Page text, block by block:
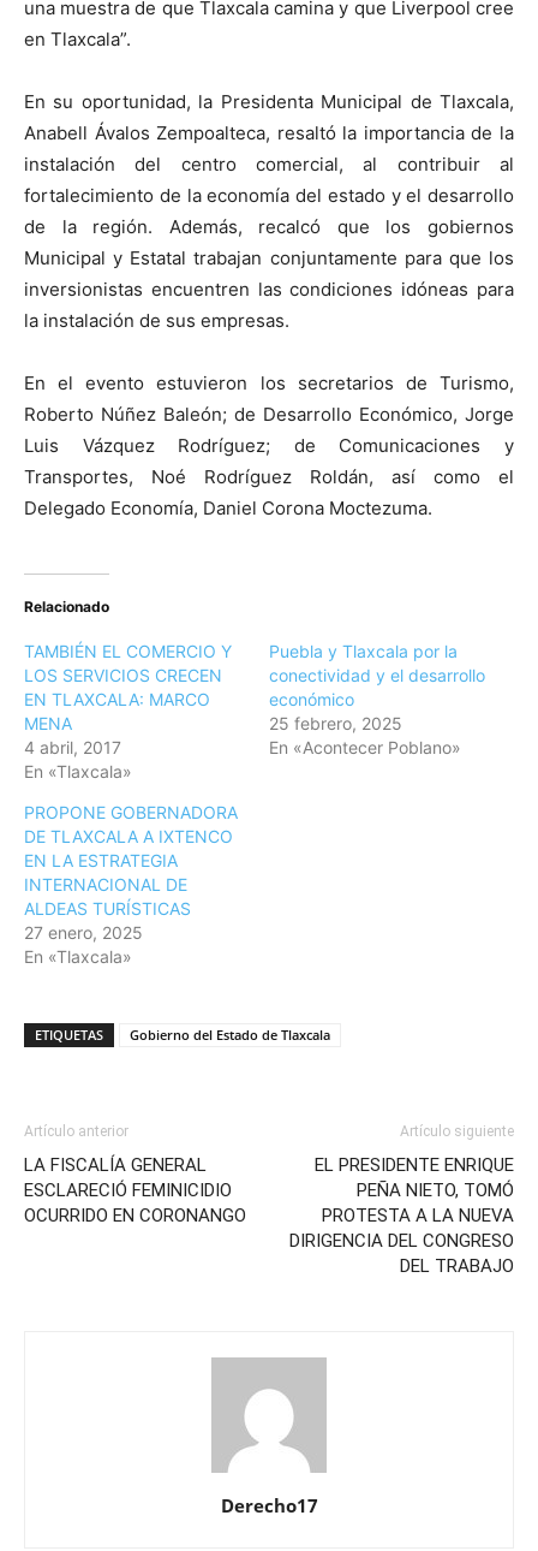
una muestra de que Tlaxcala camina y que Liverpool cree
en Tlaxcala”.
En su oportunidad, la Presidenta Municipal de Tlaxcala,
Anabell Ávalos Zempoalteca, resaltó la importancia de la
instalación del centro comercial, al contribuir al
fortalecimiento de la economía del estado y el desarrollo
de la región. Además, recalcó que los gobiernos
Municipal y Estatal trabajan conjuntamente para que los
inversionistas encuentren las condiciones idóneas para
la instalación de sus empresas.
En el evento estuvieron los secretarios de Turismo,
Roberto Núñez Baleón; de Desarrollo Económico, Jorge
Luis Vázquez Rodríguez; de Comunicaciones y
Transportes, Noé Rodríguez Roldán, así como el
Delegado Economía, Daniel Corona Moctezuma.
Relacionado
TAMBIÉN EL COMERCIO Y
LOS SERVICIOS CRECEN
EN TLAXCALA: MARCO
MENA
4 abril, 2017
En «Tlaxcala»
Puebla y Tlaxcala por la
conectividad y el desarrollo
económico
25 febrero, 2025
En «Acontecer Poblano»
PROPONE GOBERNADORA
DE TLAXCALA A IXTENCO
EN LA ESTRATEGIA
INTERNACIONAL DE
ALDEAS TURÍSTICAS
27 enero, 2025
En «Tlaxcala»
ETIQUETAS Gobierno del Estado de Tlaxcala
Artículo anterior
LA FISCALÍA GENERAL
ESCLARECIÓ FEMINICIDIO
OCURRIDO EN CORONANGO
Artículo siguiente
EL PRESIDENTE ENRIQUE
PEÑA NIETO, TOMÓ
PROTESTA A LA NUEVA
DIRIGENCIA DEL CONGRESO
DEL TRABAJO
Derecho17